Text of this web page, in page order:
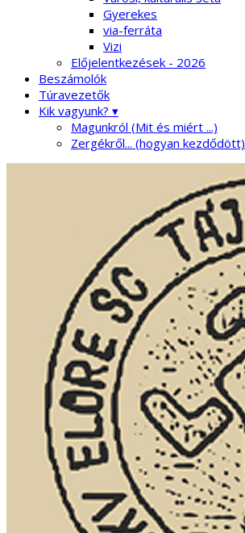
Gyerekes
via-ferráta
Vizi
Előjelentkezések - 2026
Beszámolók
Túravezetők
Kik vagyunk? ▾
Magunkról (Mit és miért ...)
Zergékről... (hogyan kezdődött)